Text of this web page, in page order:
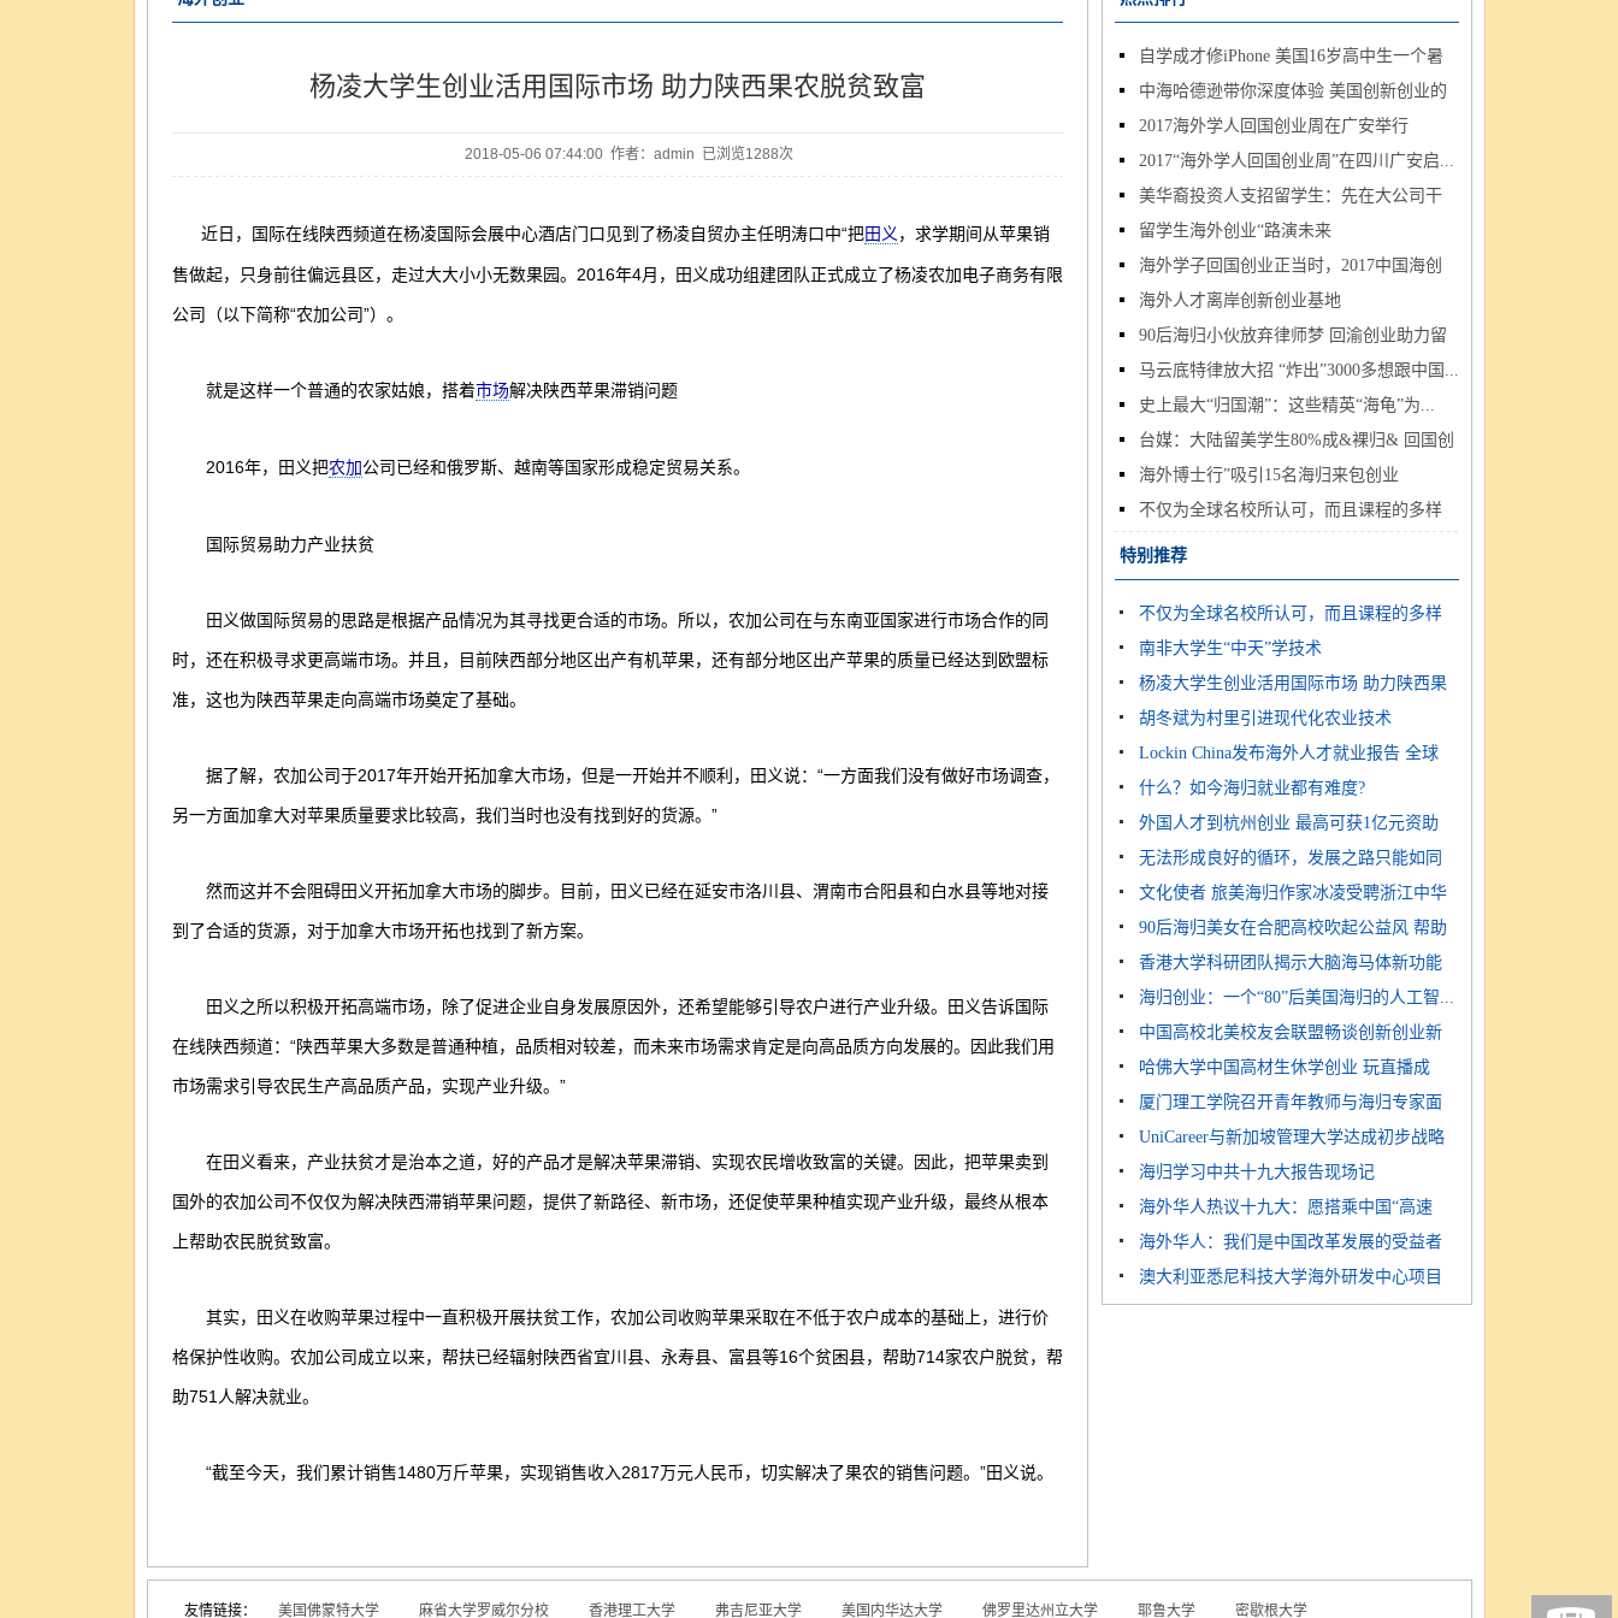
杨凌大学生创业活用国际市场 助力陕西果农脱贫致富
2018-05-06 07:44:00 作者：admin 已浏览1288次
近日，国际在线陕西频道在杨凌国际会展中心酒店门口见到了杨凌自贸办主任明涛口中“把田义 ，求学期间从苹果销
售做起，只身前往偏远县区，走过大大小小无数果园。2016年4月，田义成功组建团队正式成立了杨凌农加电子商务有限
公司（以下简称“农加公司”）。
就是这样一个普通的农家姑娘，搭着市场解决陕西苹果滞销问题
2016年，田义把农加 公司已经和俄罗斯、越南等国家形成稳定贸易关系。
国际贸易助力产业扶贫
田义做国际贸易的思路是根据产品情况为其寻找更合适的市场。所以，农加公司在与东南亚国家进行市场合作的同
时，还在积极寻求更高端市场。并且，目前陕西部分地区出产有机苹果，还有部分地区出产苹果的质量已经达到欧盟标
准，这也为陕西苹果走向高端市场奠定了基础。
据了解，农加公司于2017年开始开拓加拿大市场，但是一开始并不顺利，田义说：“一方面我们没有做好市场调查，
另一方面加拿大对苹果质量要求比较高，我们当时也没有找到好的货源。”
然而这并不会阻碍田义开拓加拿大市场的脚步。目前，田义已经在延安市洛川县、渭南市合阳县和白水县等地对接
到了合适的货源，对于加拿大市场开拓也找到了新方案。
田义之所以积极开拓高端市场，除了促进企业自身发展原因外，还希望能够引导农户进行产业升级。田义告诉国际
在线陕西频道：“陕西苹果大多数是普通种植，品质相对较差，而未来市场需求肯定是向高品质方向发展的。因此我们用
市场需求引导农民生产高品质产品，实现产业升级。”
在田义看来，产业扶贫才是治本之道，好的产品才是解决苹果滞销、实现农民增收致富的关键。因此，把苹果卖到
国外的农加公司不仅仅为解决陕西滞销苹果问题，提供了新路径、新市场，还促使苹果种植实现产业升级，最终从根本
上帮助农民脱贫致富。
其实，田义在收购苹果过程中一直积极开展扶贫工作，农加公司收购苹果采取在不低于农户成本的基础上，进行价
格保护性收购。农加公司成立以来，帮扶已经辐射陕西省宜川县、永寿县、富县等16个贫困县，帮助714家农户脱贫，帮
助751人解决就业。
“截至今天，我们累计销售1480万斤苹果，实现销售收入2817万元人民币，切实解决了果农的销售问题。”田义说。
自学成才修iPhone 美国16岁高中生一个暑
假...中海哈德逊带你深度体验 美国创新创业的
民...2017海外学人回国创业周在广安举行
2017“海外学人回国创业周”在四川广安启...
美华裔投资人支招留学生：先在大公司干
几...留学生海外创业“路演未来
海外学子回国创业正当时，2017中国海创
周...海外人才离岸创新创业基地
90后海归小伙放弃律师梦 回渝创业助力留
学...马云底特律放大招 “炸出”3000多想跟中国...
史上最大“归国潮”：这些精英“海龟”为...
台媒：大陆留美学生80%成&裸归& 回国创
新...海外博士行”吸引15名海归来包创业
不仅为全球名校所认可，而且课程的多样
性...
特别推荐
不仅为全球名校所认可，而且课程的多样
性...南非大学生“中天”学技术
杨凌大学生创业活用国际市场 助力陕西果
农...胡冬斌为村里引进现代化农业技术
Lockin China发布海外人才就业报告 全球
超...什么？如今海归就业都有难度?
外国人才到杭州创业 最高可获1亿元资助
无法形成良好的循环，发展之路只能如同
无...文化使者 旅美海归作家冰凌受聘浙江中华
文...90后海归美女在合肥高校吹起公益风 帮助
普...香港大学科研团队揭示大脑海马体新功能
海归创业：一个“80”后美国海归的人工智...
中国高校北美校友会联盟畅谈创新创业新
机...哈佛大学中国高材生休学创业 玩直播成
“网...厦门理工学院召开青年教师与海归专家面
对...UniCareer与新加坡管理大学达成初步战略
合...海归学习中共十九大报告现场记
海外华人热议十九大：愿搭乘中国“高速
快...海外华人：我们是中国改革发展的受益者
澳大利亚悉尼科技大学海外研发中心项目
友情链接： 美国佛蒙特大学 麻省大学罗威尔分校 香港理工大学 弗吉尼亚大学 美国内华达大学 佛罗里达州立大学 耶鲁大学 密歇根大学